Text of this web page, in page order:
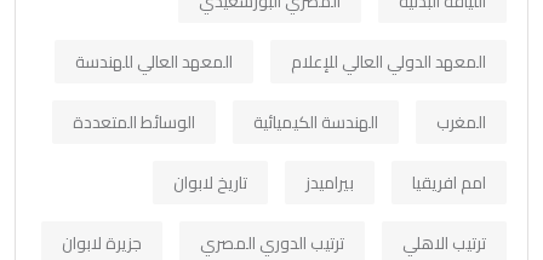
المعهد الدولي العالي للإعلام
المعهد العالي للهندسة
المغرب
الهندسة الكيميائية
الوسائط المتعددة
امم افريقيا
بيراميدز
تاريخ لابوان
ترتيب الاهلي
ترتيب الدوري المصري
جزيرة لابوان